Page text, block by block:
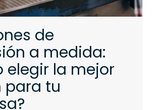
de
a medida:
elegir la mejor
para tu